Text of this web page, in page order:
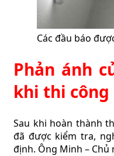
Các đầu báo
Phản ánh
khi thi công
Sau khi hoàn thành
đã được kiểm tra,
định. Ông Minh – Chủ